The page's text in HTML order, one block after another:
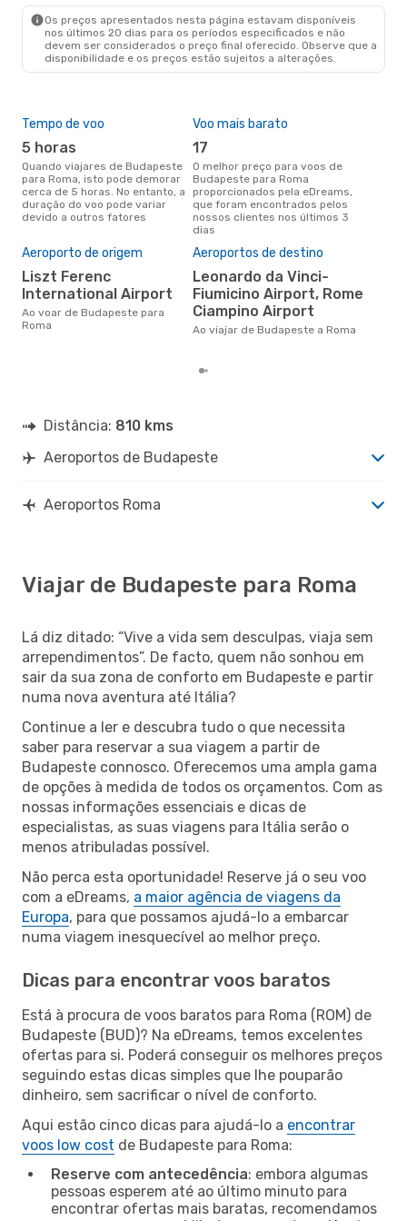
Os preços apresentados nesta página estavam disponíveis
nos últimos 20 dias para os períodos especificados e não
devem ser considerados o preço final oferecido. Observe que a
disponibilidade e os preços estão sujeitos a alterações.
Tempo de voo
5 horas
Quando viajares de Budapeste
para Roma, isto pode demorar
cerca de 5 horas. No entanto, a
duração do voo pode variar
devido a outros fatores
Voo mais barato
17
O melhor preço para voos de
Budapeste para Roma
proporcionados pela eDreams,
que foram encontrados pelos
nossos clientes nos últimos 3
dias
Aeroporto de origem
Liszt Ferenc
International Airport
Ao voar de Budapeste para
Roma
Aeroportos de destino
Leonardo da Vinci-
Fiumicino Airport, Rome
Ciampino Airport
Ao viajar de Budapeste a Roma
Distância: 810 kms
Aeroportos de Budapeste
Aeroportos Roma
Viajar de Budapeste para Roma
Lá diz ditado: “Vive a vida sem desculpas, viaja sem
arrependimentos”. De facto, quem não sonhou em
sair da sua zona de conforto em Budapeste e partir
numa nova aventura até Itália?
Continue a ler e descubra tudo o que necessita
saber para reservar a sua viagem a partir de
Budapeste connosco. Oferecemos uma ampla gama
de opções à medida de todos os orçamentos. Com as
nossas informações essenciais e dicas de
especialistas, as suas viagens para Itália serão o
menos atribuladas possível.
Não perca esta oportunidade! Reserve já o seu voo
com a eDreams, a maior agência de viagens da
Europa, para que possamos ajudá-lo a embarcar
numa viagem inesquecível ao melhor preço.
Dicas para encontrar voos baratos
Está à procura de voos baratos para Roma (ROM) de
Budapeste (BUD)? Na eDreams, temos excelentes
ofertas para si. Poderá conseguir os melhores preços
seguindo estas dicas simples que lhe pouparão
dinheiro, sem sacrificar o nível de conforto.
Aqui estão cinco dicas para ajudá-lo a encontrar
voos low cost de Budapeste para Roma:
Reserve com antecedência: embora algumas
pessoas esperem até ao último minuto para
encontrar ofertas mais baratas, recomendamos